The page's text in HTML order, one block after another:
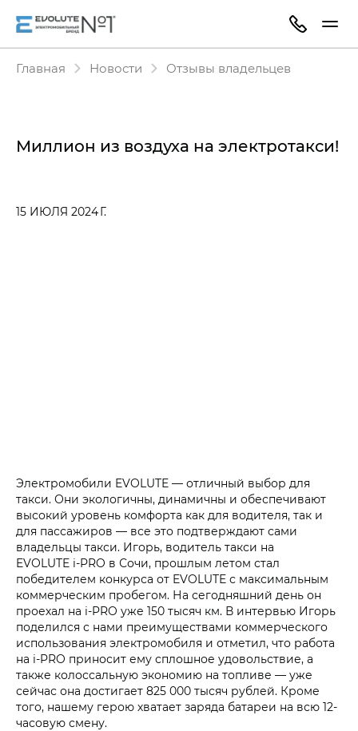
Главная Новости Отзывы владельцев
Миллион из воздуха на электротакси!
15 ИЮЛЯ 2024 Г.
Электромобили EVOLUTE — отличный выбор для
такси. Они экологичны, динамичны и обеспечивают
высокий уровень комфорта как для водителя, так и
для пассажиров — все это подтверждают сами
владельцы такси. Игорь, водитель такси на
EVOLUTE i‑PRO в Сочи, прошлым летом стал
победителем конкурса от EVOLUTE с максимальным
коммерческим пробегом. На сегодняшний день он
проехал на i‑PRO уже 150 тысяч км. В интервью Игорь
поделился с нами преимуществами коммерческого
использования электромобиля и отметил, что работа
на i‑PRO приносит ему сплошное удовольствие, а
также колоссальную экономию на топливе — уже
сейчас она достигает 825 000 тысяч рублей. Кроме
того, нашему герою хватает заряда батареи на всю 12-
часовую смену.